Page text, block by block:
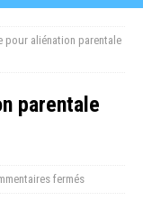
pour aliénation parentale
parentale
fermés